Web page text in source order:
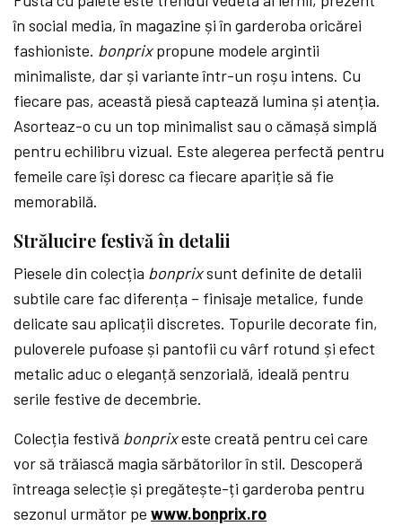
în social media, în magazine și în garderoba oricărei
fashioniste. bonprixpropune modele argintii
minimaliste, dar și variante într-un roșu intens. Cu
fiecare pas, această piesă captează lumina și atenția.
Asorteaz-o cu un top minimalist sau o cămașă simplă
pentru echilibru vizual. Este alegerea perfectă pentru
femeile care își doresc ca fiecare apariție să fie
memorabilă.
Strălucire festivă în detalii
Piesele din colecția bonprixsunt definite de detalii
subtile care fac diferența – finisaje metalice, funde
delicate sau aplicații discretes. Topurile decorate fin,
puloverele pufoase și pantofii cu vârf rotund și efect
metalic aduc o eleganță senzorială, ideală pentru
serile festive de decembrie.
Colecția festivă bonprixeste creată pentru cei care
vor să trăiască magia sărbătorilor în stil. Descoperă
întreaga selecție și pregătește-ți garderoba pentru
sezonul următor pewww.bonprix.ro